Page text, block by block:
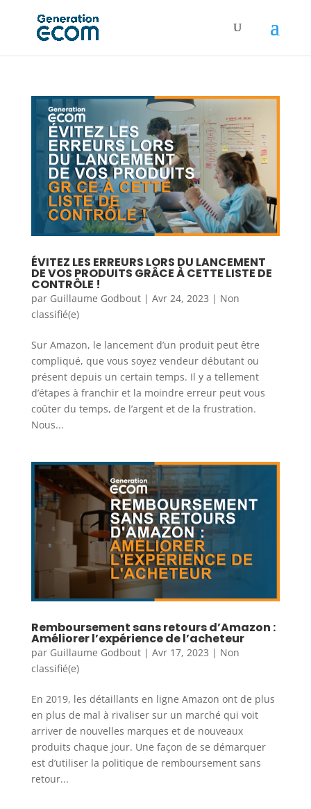
ÉVITEZ LES ERREURS LORS DU LANCEMENT
DE VOS PRODUITS GRÂCE À CETTE LISTE DE
CONTRÔLE !
par Guillaume Godbout| Avr 24, 2023 | Non
classifié(e)
Sur Amazon, le lancement d’un produit peut être
compliqué, que vous soyez vendeur débutant ou
présent depuis un certain temps. Il y a tellement
d’étapes à franchir et la moindre erreur peut vous
coûter du temps, de l’argent et de la frustration.
Nous...
Remboursement sans retours d’Amazon :
Améliorer l’expérience de l’acheteur
par Guillaume Godbout| Avr 17, 2023 | Non
classifié(e)
En 2019, les détaillants en ligne Amazon ont de plus
en plus de mal à rivaliser sur un marché qui voit
arriver de nouvelles marques et de nouveaux
produits chaque jour. Une façon de se démarquer
est d’utiliser la politique de remboursement sans
retour...